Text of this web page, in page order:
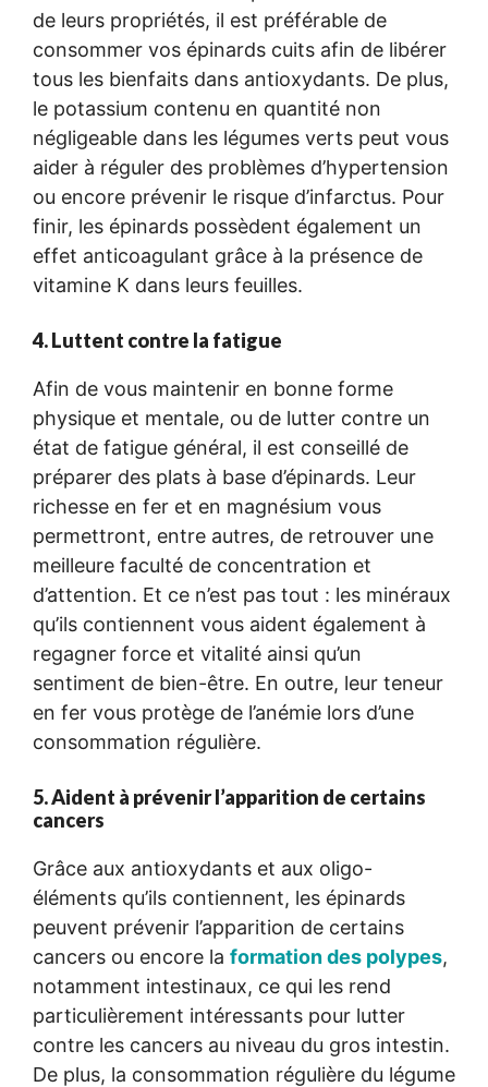
de leurs propriétés, il est préférable de
consommer vos épinards cuits afin de libérer
tous les bienfaits dans antioxydants. De plus,
le potassium contenu en quantité non
négligeable dans les légumes verts peut vous
aider à réguler des problèmes d’hypertension
ou encore prévenir le risque d’infarctus. Pour
finir, les épinards possèdent également un
effet anticoagulant grâce à la présence de
vitamine K dans leurs feuilles.
4. Luttent contre la fatigue
Afin de vous maintenir en bonne forme
physique et mentale, ou de lutter contre un
état de fatigue général, il est conseillé de
préparer des plats à base d’épinards. Leur
richesse en fer et en magnésium vous
permettront, entre autres, de retrouver une
meilleure faculté de concentration et
d’attention. Et ce n’est pas tout : les minéraux
qu’ils contiennent vous aident également à
regagner force et vitalité ainsi qu’un
sentiment de bien-être. En outre, leur teneur
en fer vous protège de l’anémie lors d’une
consommation régulière.
5. Aident à prévenir l’apparition de certains
cancers
Grâce aux antioxydants et aux oligo-
éléments qu’ils contiennent, les épinards
peuvent prévenir l’apparition de certains
cancers ou encore la formation des polypes,
notamment intestinaux, ce qui les rend
particulièrement intéressants pour lutter
contre les cancers au niveau du gros intestin.
De plus, la consommation régulière du légume